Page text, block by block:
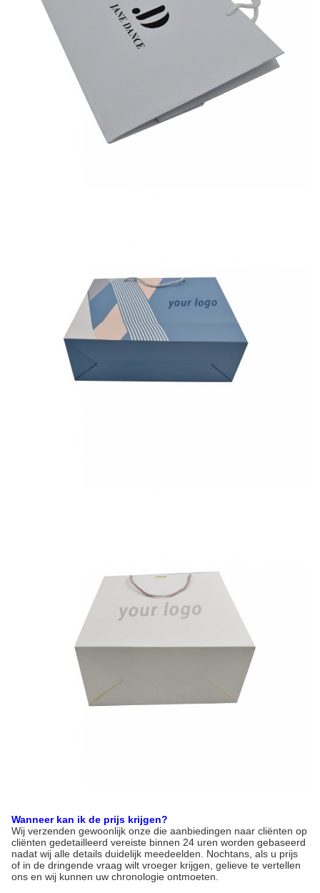
Wanneer kan ik de prijs krijgen?
Wij verzenden gewoonlijk onze die aanbiedingen naar cliënten op
cliënten gedetailleerd vereiste binnen 24 uren worden gebaseerd
nadat wij alle details duidelijk meedeelden. Nochtans, als u prijs
of in de dringende vraag wilt vroeger krijgen, gelieve te vertellen
ons en wij kunnen uw chronologie ontmoeten.